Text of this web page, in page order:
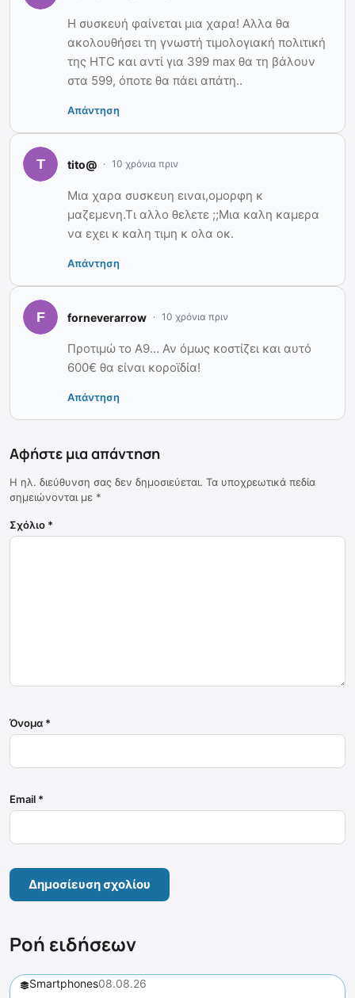
Η συσκευή φαίνεται μια χαρα! Αλλα θα
ακολουθήσει τη γνωστή τιμολογιακή πολιτική
της HTC και αντί για 399 max θα τη βάλουν
στα 599, όποτε θα πάει απάτη..
Απάντηση
tito@ 10 χρόνια πριν
Μια χαρα συσκευη ειναι,ομορφη κ
μαζεμενη.Τι αλλο θελετε ;;Μια καλη καμερα
να εχει κ καλη τιμη κ ολα οκ.
Απάντηση
forneverarrow 10 χρόνια πριν
Προτιμώ το A9… Αν όμως κοστίζει και αυτό
600€ θα είναι κοροϊδία!
Απάντηση
Αφήστε μια απάντηση
Η ηλ. διεύθυνση σας δεν δημοσιεύεται. Τα υποχρεωτικά πεδία
σημειώνονται με *
Σχόλιο *
Όνομα *
Email *
Ροή ειδήσεων
Smartphones08.08.26